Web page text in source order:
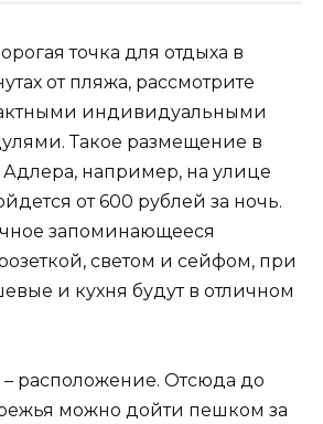
точка для отдыха в
от пляжа, рассмотрите
индивидуальными
Такое размещение в
Адлера, например, на улице
от 600 рублей за ночь.
запоминающееся
светом и сейфом, при
и кухня будут в отличном
расположение. Отсюда до
можно дойти пешком за